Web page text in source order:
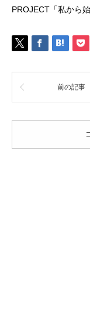
PROJECT「私から
前の記事